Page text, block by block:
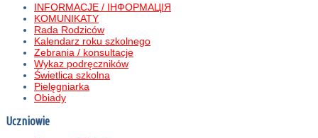
INFORMACJE / ІНФОРМАЦІЯ
KOMUNIKATY
Rada Rodziców
Kalendarz roku szkolnego
Zebrania / konsultacje
Wykaz podręczników
Świetlica szkolna
Pielęgniarka
Obiady
Uczniowie